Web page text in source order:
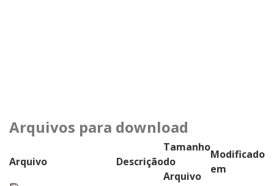
Arquivos para download
Arquivo Descrição
Tamanho
do
Arquivo
Modificado
em